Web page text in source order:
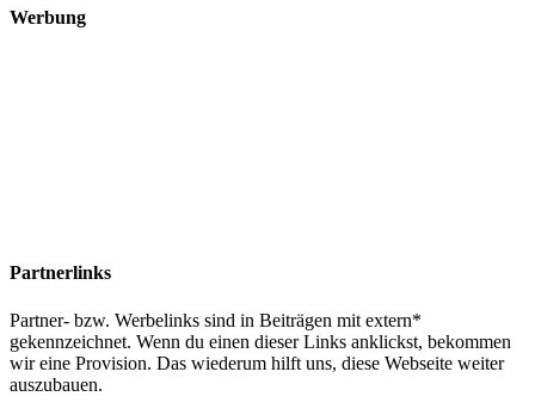
Werbung
Partnerlinks
Partner- bzw. Werbelinks sind in Beiträgen mit extern*
gekennzeichnet. Wenn du einen dieser Links anklickst, bekommen
wir eine Provision. Das wiederum hilft uns, diese Webseite weiter
auszubauen.